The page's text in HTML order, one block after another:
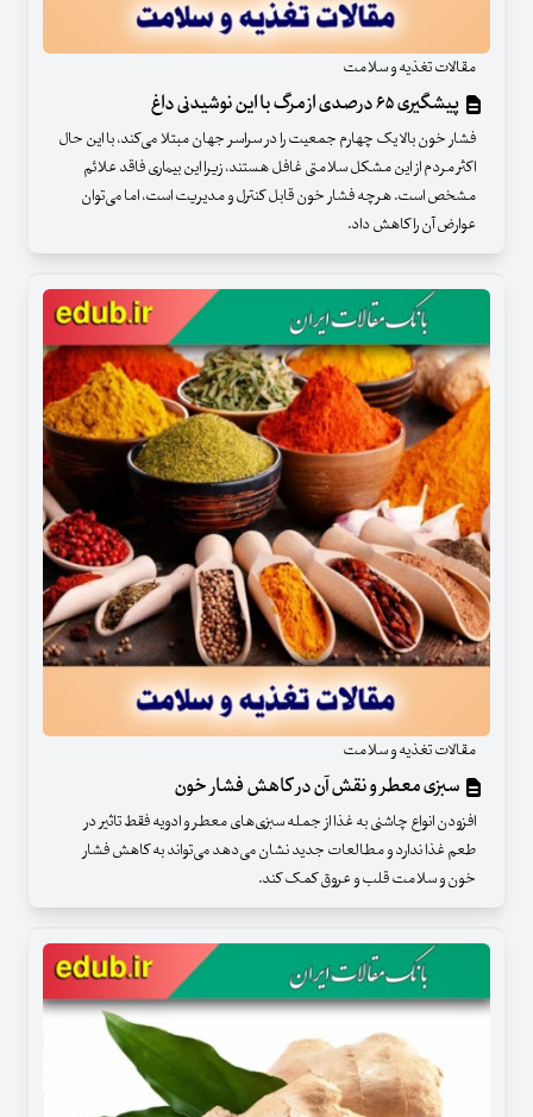
مقالات تغذیه و سلامت
پیشگیری ۶۵ درصدی از مرگ با این نوشیدنی داغ
فشار خون بالا یک چهارم جمعیت را در سراسر جهان مبتلا می‌کند، با این حال
اکثر مردم از این مشکل سلامتی غافل هستند، زیرا این بیماری فاقد علائم
مشخص است. هرچه فشار خون قابل کنترل و مدیریت است، اما می‌توان
عوارض آن را کاهش داد.
مقالات تغذیه و سلامت
سبزی معطر و نقش آن در کاهش فشار خون
افزودن انواع چاشنی به غذا از جمله سبزی‌های معطر و ادویه فقط تاثیر در
طعم غذا ندارد و مطالعات جدید نشان می‌دهد می‌تواند به کاهش فشار
خون و سلامت قلب و عروق کمک کند.